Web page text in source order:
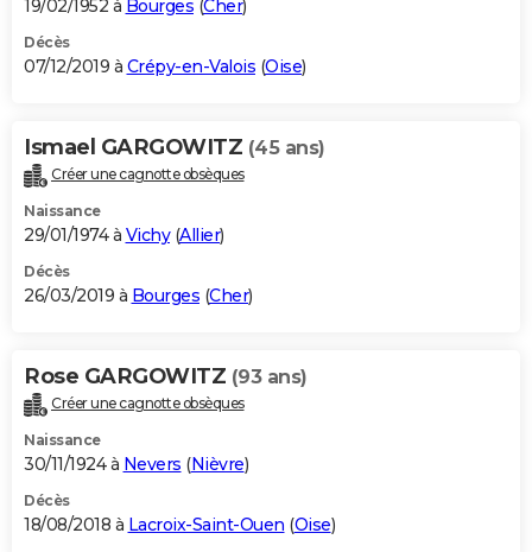
19/02/1952 à Bourges (Cher)
Décès
07/12/2019 à Crépy-en-Valois (Oise)
Ismael GARGOWITZ (45 ans)
Créer une cagnotte obsèques
Naissance
29/01/1974 à Vichy(Allier)
Décès
26/03/2019 à Bourges (Cher)
Rose GARGOWITZ (93 ans)
Créer une cagnotte obsèques
Naissance
30/11/1924 à Nevers (Nièvre)
Décès
18/08/2018 à Lacroix-Saint-Ouen (Oise)